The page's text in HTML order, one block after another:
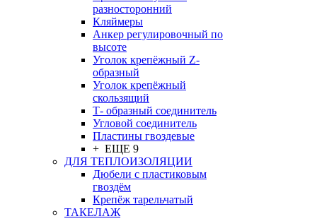
разносторонний
Кляймеры
Анкер регулировочный по
высоте
Уголок крепёжный Z-
образный
Уголок крепёжный
скользящий
Т- образный соединитель
Угловой соединитель
Пластины гвоздевые
+ ЕЩЕ 9
ДЛЯ ТЕПЛОИЗОЛЯЦИИ
Дюбели с пластиковым
гвоздём
Крепёж тарельчатый
ТАКЕЛАЖ